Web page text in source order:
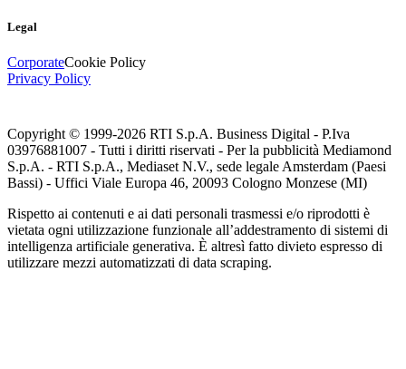
Legal
CorporateCookie Policy
Privacy Policy
Copyright © 1999-2026 RTI S.p.A. Business Digital - P.Iva
03976881007 - Tutti i diritti riservati - Per la pubblicità Mediamond
S.p.A. - RTI S.p.A., Mediaset N.V., sede legale Amsterdam (Paesi
Bassi) - Uffici Viale Europa 46, 20093 Cologno Monzese (MI)
Rispetto ai contenuti e ai dati personali trasmessi e/o riprodotti è
vietata ogni utilizzazione funzionale all’addestramento di sistemi di
intelligenza artificiale generativa. È altresì fatto divieto espresso di
utilizzare mezzi automatizzati di data scraping.